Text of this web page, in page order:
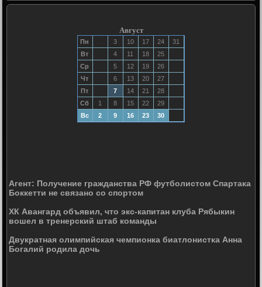
Август
Пн 3 10 17 24
31
Вт
4 11 18
25
Ср
5 12 19
26
Чт
6 13 20
27
Пт
7 14 21
28
Сб
1 8 15 22
29
Вс
2 9 16 23 30
Агент: Получение гражданства РФ футболистом Спартака
Боккетти не связано со спортом
ХК Авангард объявил, что экс-капитан клуба Рябыкин
вошел в тренерский штаб команды
Двукратная олимпийская чемпионка биатлонистка Анна
Богалий родила дочь